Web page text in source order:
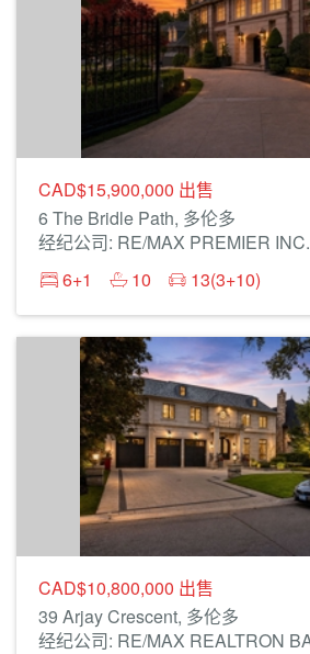
CAD$15,900,000 出售
6 The Bridle Path, 多伦多
经纪公司: RE/MAX PREMIER INC.
6+1
10 13(3+10)
CAD$10,800,000 出售
39 Arjay Crescent, 多伦多